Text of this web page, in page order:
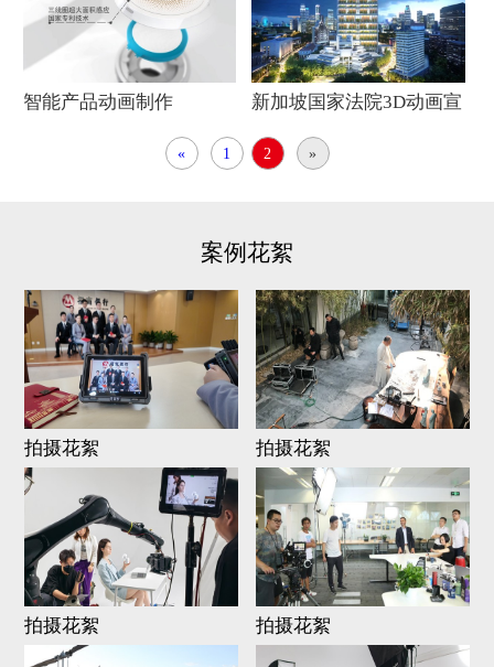
智能产品动画制作
新加坡国家法院3D动画宣
传片
« 1 2 »
案例花絮
拍摄花絮 拍摄花絮
拍摄花絮 拍摄花絮